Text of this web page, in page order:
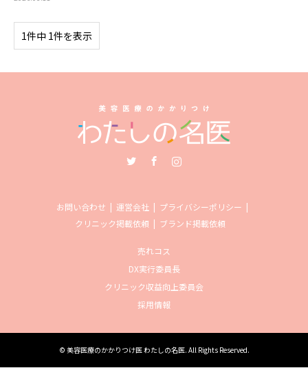
1件中 1件を表示
お問い合わせ 運営会社
プライバシーポリシー
クリニック掲載依頼
ブランド掲載依頼
売れコス
DX実行委員長
クリニック収益向上委員会
採用情報
© 美容医療のかかりつけ医 わたしの名医. All Rights Reserved.